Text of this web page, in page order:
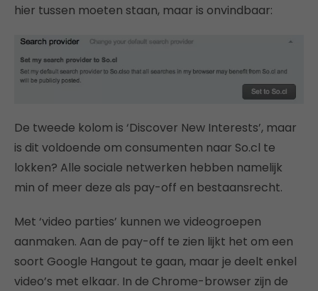
hier tussen moeten staan, maar is onvindbaar:
De tweede kolom is ‘Discover New Interests’, maar
is dit voldoende om consumenten naar So.cl te
lokken? Alle sociale netwerken hebben namelijk
min of meer deze als pay-off en bestaansrecht.
Met ‘video parties’ kunnen we videogroepen
aanmaken. Aan de pay-off te zien lijkt het om een
soort Google Hangout te gaan, maar je deelt enkel
video’s met elkaar. In de Chrome-browser zijn de